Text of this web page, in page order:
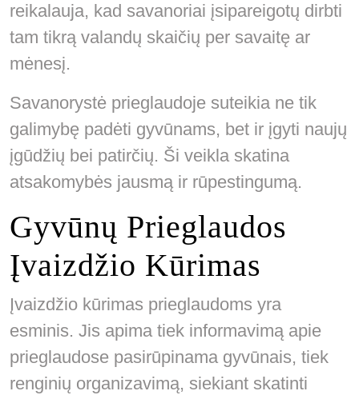
reikalauja, kad savanoriai įsipareigotų dirbti
tam tikrą valandų skaičių per savaitę ar
mėnesį.
Savanorystė prieglaudoje suteikia ne tik
galimybę padėti gyvūnams, bet ir įgyti naujų
įgūdžių bei patirčių. Ši veikla skatina
atsakomybės jausmą ir rūpestingumą.
Gyvūnų Prieglaudos
Įvaizdžio Kūrimas
Įvaizdžio kūrimas prieglaudoms yra
esminis. Jis apima tiek informavimą apie
prieglaudose pasirūpinama gyvūnais, tiek
renginių organizavimą, siekiant skatinti